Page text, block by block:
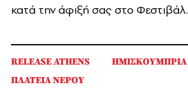
κατά την άφιξή σας στο Φεστιβάλ.
RELEASE ATHENS
ΗΜΙΣΚΟΥΜΠΡΙΑ
ΠΛΑΤΕΙΑ ΝΕΡΟΥ